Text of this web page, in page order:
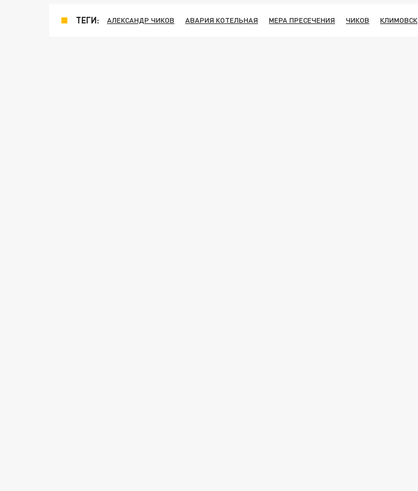
ТЕГИ: АЛЕКСАНДР ЧИКОВ АВАРИЯ КОТЕЛЬНАЯ МЕРА ПРЕСЕЧЕНИЯ ЧИКОВ КЛИМОВСК